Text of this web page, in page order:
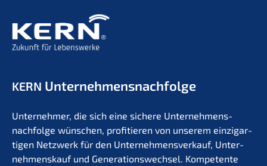
KERN Unternehmens­nachfolge
Unter­neh­mer, die sich eine siche­re Unternehmens­
nachfolge wünschen, profi­tie­ren von unserem einzig­ar­
ti­gen Netzwerk für den Unter­nehmens­verkauf, Unter­
nehmens­kauf und Generations­wechsel. Kompe­ten­te